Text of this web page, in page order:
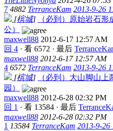
7 4882 TerranceKam 2013-9-26
[槟城]
（必到）原始岩石
公）
maxwell88 2012-6-17 12:57 AM
回 4 · 看 6572 · 最后
maxwell88 2012-6-17 12:57 AM
4 6572 TerranceKam 2013-9-26
[槟城]
（必到）大山脚山
园）
maxwell88 2012-6-28 02:32 PM
回 1 · 看 13584 · 最后
maxwell88 2012-6-28 02:32 PM
1 13584 TerranceKam 2013-9-26